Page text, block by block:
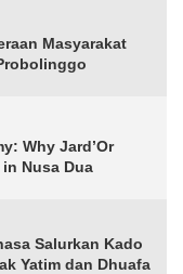
Masyarakat
Why Jard’Or
Nusa Dua
Salurkan Kado
Yatim dan Dhuafa